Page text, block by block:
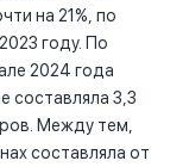
на 21%, по
году. По
2024 года
составляла 3,3
Между тем,
составляла от